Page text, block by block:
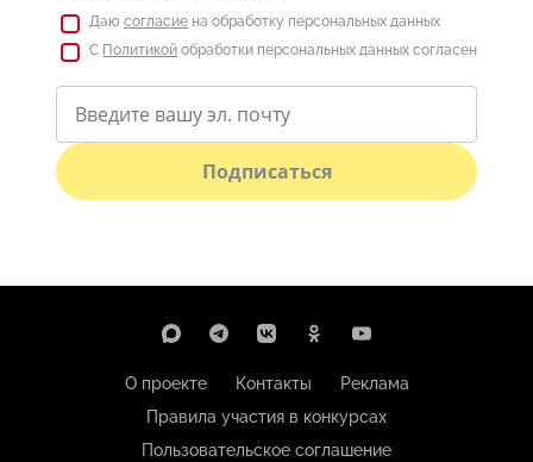
Даю согласие на обработку персональных данных
С Политикой обработки персональных данных согласен
Подписаться
О проекте Контакты
Реклама
Правила участия в конкурсах
Пользовательское соглашение